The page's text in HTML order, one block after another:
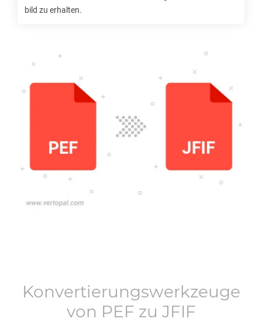
bild zu erhalten.
Konvertierungswerkzeuge
von PEF zu JFIF